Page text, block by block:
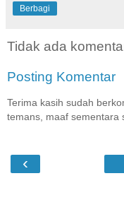
Berbagi
Tidak ada
Posting Komentar
Terima kasih sudah
temans, maaf sementara
‹